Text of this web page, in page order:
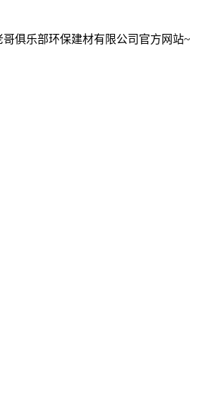
哥俱乐部环保建材有限公司官方网站~